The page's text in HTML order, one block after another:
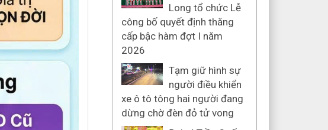
Long tổ chức Lễ
công bố quyết định thăng
cấp bậc hàm đợt I năm
2026
Tạm giữ hình sự
người điều khiển
xe ô tô tông hai người đang
dừng chờ đèn đỏ tử vong